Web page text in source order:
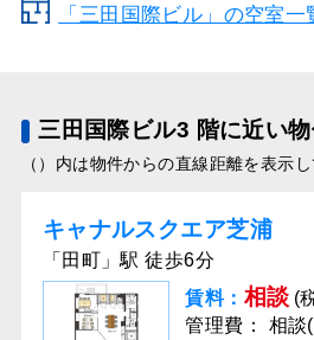
「三田国際ビル」の空室一
三田国際ビル3 階に近い
（）内は物件からの直線距離を表示し
キャナルスクエア芝浦
「田町」駅 徒歩6分
賃料： 相談 (
管理費： 相談